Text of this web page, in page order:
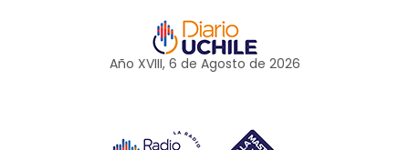
Año XVIII, 6 de Agosto de 2026